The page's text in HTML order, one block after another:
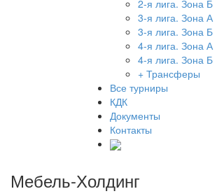
2-я лига. Зона Б
3-я лига. Зона А
3-я лига. Зона Б
4-я лига. Зона А
4-я лига. Зона Б
+ Трансферы
Все турниры
КДК
Документы
Контакты
Мебель-Холдинг